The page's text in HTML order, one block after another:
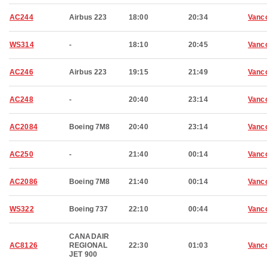
AC244 Airbus 223 18:00 20:34
WS314 - 18:10 20:45
AC246 Airbus 223 19:15 21:49
AC248 - 20:40 23:14
AC2084 Boeing 7M8 20:40 23:14
AC250 - 21:40 00:14
AC2086 Boeing 7M8 21:40 00:14
WS322 Boeing 737 22:10 00:44
AC8126
CANADAIR
REGIONAL
JET 900
22:30 01:03